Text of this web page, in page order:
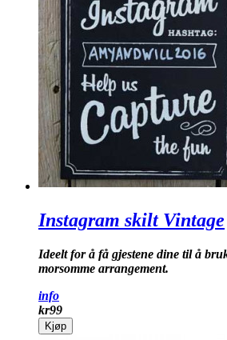
Instagram skilt Vintage
Ideelt for å få gjestene dine til å
morsomme arrangement.
info
kr99
Kjøp